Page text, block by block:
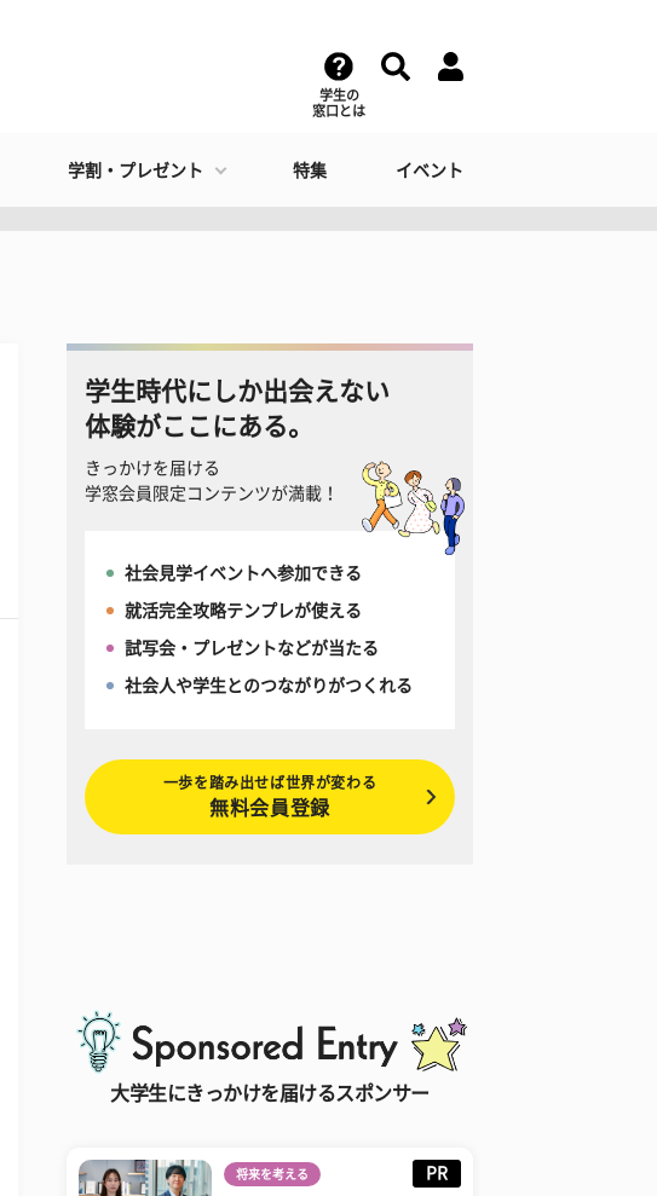
学生の
窓口とは
学割・プレゼント 特集 イベント
学生時代にしか出会えない
体験がここにある。
きっかけを届ける
学窓会員限定コンテンツが満載！
社会見学イベントへ参加できる
就活完全攻略テンプレが使える
試写会・プレゼントなどが当たる
社会人や学生とのつながりがつくれる
一歩を踏み出せば世界が変わる
無料会員登録
大学生にきっかけを届けるスポンサー
将来を考える PR